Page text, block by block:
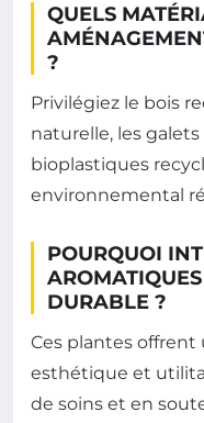
QUELS
?
Privilégiez le bois
naturelle, les
bioplastiques
environnemental
POURQUOI
DURABLE ?
Ces plantes
esthétique et
de soins et en